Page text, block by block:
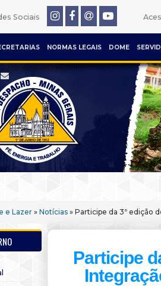
Sociais
NORMAS LEGAIS DOME
e Lazer » Notícias » Participe da 3ª edição
Participe